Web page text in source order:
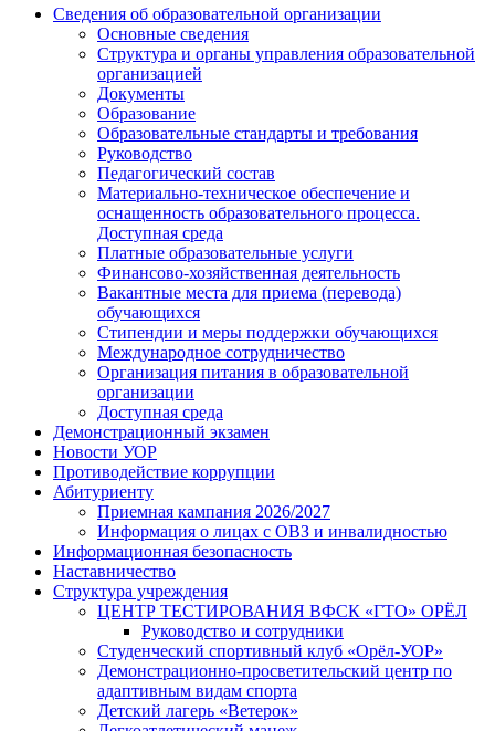
Сведения об образовательной организации
Основные сведения
Структура и органы управления образовательной
организацией
Документы
Образование
Образовательные стандарты и требования
Руководство
Педагогический состав
Материально-техническое обеспечение и
оснащенность образовательного процесса.
Доступная среда
Платные образовательные услуги
Финансово-хозяйственная деятельность
Вакантные места для приема (перевода)
обучающихся
Стипендии и меры поддержки обучающихся
Международное сотрудничество
Организация питания в образовательной
организации
Доступная среда
Демонстрационный экзамен
Новости УОР
Противодействие коррупции
Абитуриенту
Приемная кампания 2026/2027
Информация о лицах с ОВЗ и инвалидностью
Информационная безопасность
Наставничество
Структура учреждения
ЦЕНТР ТЕСТИРОВАНИЯ ВФСК «ГТО» ОРЁЛ
Руководство и сотрудники
Студенческий спортивный клуб «Орёл-УОР»
Демонстрационно-просветительский центр по
адаптивным видам спорта
Детский лагерь «Ветерок»